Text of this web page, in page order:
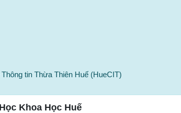
tin Thừa Thiên Huế (HueCIT)
Khoa Học Huế